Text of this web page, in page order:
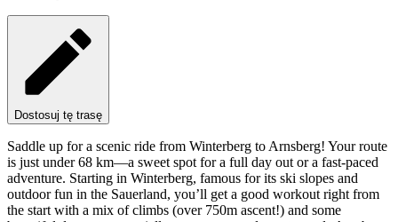
Dostosuj tę trasę
Saddle up for a scenic ride from Winterberg to Arnsberg! Your route
is just under 68 km—a sweet spot for a full day out or a fast-paced
adventure. Starting in Winterberg, famous for its ski slopes and
outdoor fun in the Sauerland, you’ll get a good workout right from
the start with a mix of climbs (over 750m ascent!) and some